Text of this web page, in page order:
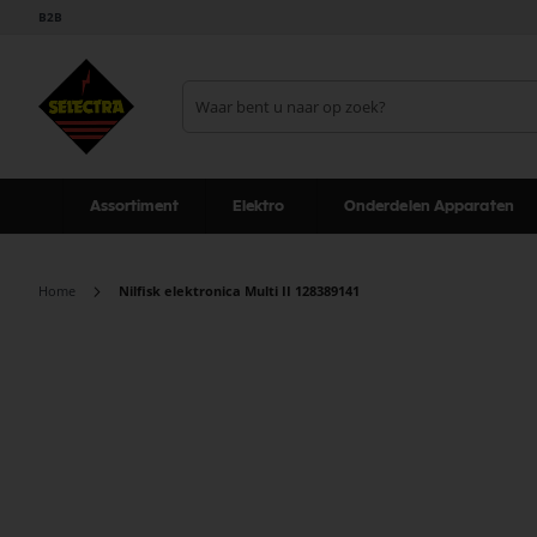
B2B
Assortiment Elektro Onderdelen Apparaten
Home Nilfisk elektronica Multi II 128389141